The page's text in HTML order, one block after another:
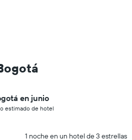
en junio
estimado de hotel
1 noche en un hotel de 3 estrellas